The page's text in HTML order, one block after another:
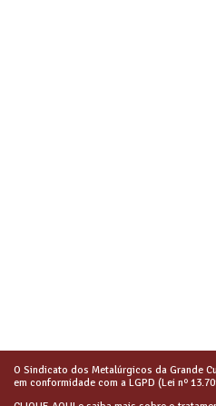
O Sindicato dos Metalúrgicos da Grande
em conformidade com a LGPD (Lei nº